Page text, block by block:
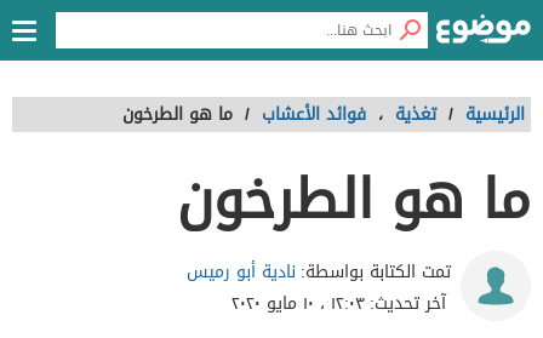
الرئيسية / تغذية ، فوائد الأعشاب / ما هو الطرخون
ما هو الطرخون
تمت الكتابة بواسطة: نادية أبو رميس
آخر تحديث:١٢:٠٣ ، ١٠ مايو ٢٠٢٠